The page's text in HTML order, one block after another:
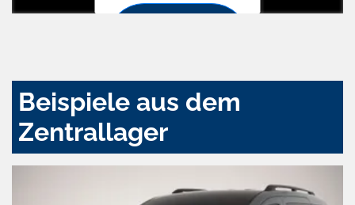
Beispiele aus dem
Zentrallager